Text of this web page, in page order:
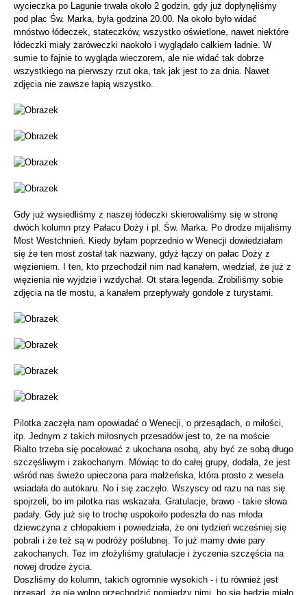
wycieczka po Lagunie trwała około 2 godzin, gdy już dopłynęliśmy
pod plac Św. Marka, była godzina 20.00. Na około było widać
mnóstwo łódeczek, stateczków, wszystko oświetlone, nawet niektóre
łódeczki miały żaróweczki naokoło i wyglądało całkiem ładnie. W
sumie to fajnie to wygląda wieczorem, ale nie widać tak dobrze
wszystkiego na pierwszy rzut oka, tak jak jest to za dnia. Nawet
zdjęcia nie zawsze łapią wszystko.
Gdy już wysiedliśmy z naszej łódeczki skierowaliśmy się w stronę
dwóch kolumn przy Pałacu Doży i pl. Św. Marka. Po drodze mijaliśmy
Most Westchnień. Kiedy byłam poprzednio w Wenecji dowiedziałam
się że ten most został tak nazwany, gdyż łączy on pałac Doży z
więzieniem. I ten, kto przechodził nim nad kanałem, wiedział, że już z
więzienia nie wyjdzie i wzdychał. Ot stara legenda. Zrobiliśmy sobie
zdjęcia na tle mostu, a kanałem przepływały gondole z turystami.
Pilotka zaczęła nam opowiadać o Wenecji, o przesądach, o miłości,
itp. Jednym z takich miłosnych przesadów jest to, że na moście
Rialto trzeba się pocałować z ukochana osobą, aby być ze sobą długo
szczęśliwym i zakochanym. Mówiąc to do całej grupy, dodała, że jest
wśród nas świeżo upieczona para małżeńska, która prosto z wesela
wsiadała do autokaru. No i się zaczęło. Wszyscy od razu na nas się
spojrzeli, bo im pilotka nas wskazała. Gratulacje, brawo - takie słowa
padały. Gdy już się to trochę uspokoiło podeszła do nas młoda
dziewczyna z chłopakiem i powiedziała, że oni tydzień wcześniej się
pobrali i że też są w podróży poślubnej. To już mamy dwie pary
zakochanych. Tez im złożyliśmy gratulacje i życzenia szczęścia na
nowej drodze życia.
Doszliśmy do kolumn, takich ogromnie wysokich - i tu również jest
przesąd, że nie wolno przechodzić pomiędzy nimi, bo się będzie miało